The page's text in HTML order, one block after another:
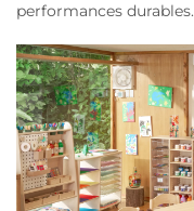
performances durables.